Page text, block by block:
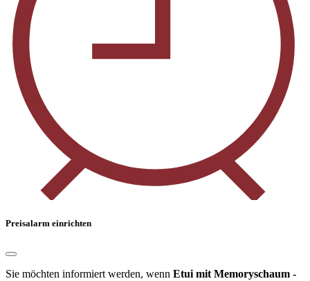
Preisalarm einrichten
Sie möchten informiert werden, wenn Etui mit Memoryschaum -